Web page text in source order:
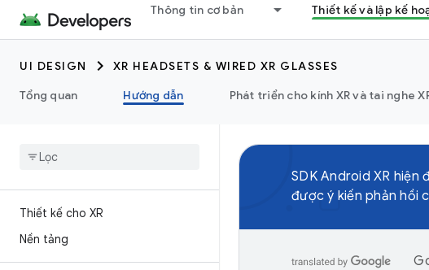
Thông tin cơ bản Thiết kế và lập kế
UI DESIGN
XR HEADSETS & WIRED XR GLASSES
Tổng quan
Hướng dẫn Phát triển cho kính XR và tai nghe
Thiết kế cho XR
Nền tảng
SDK Android XR
được ý kiến phản hồi